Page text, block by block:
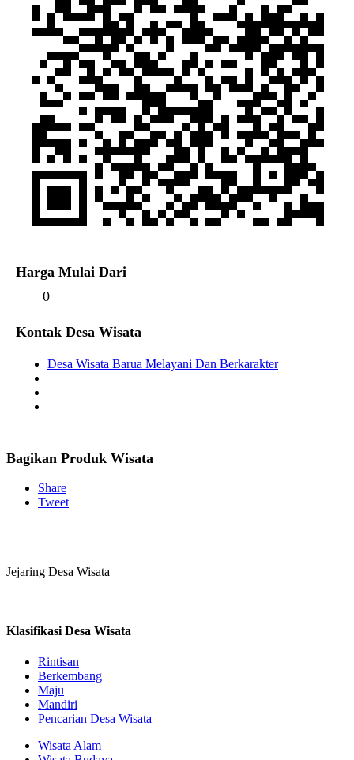
Harga Mulai Dari
0
Kontak Desa Wisata
Desa Wisata Barua Melayani Dan Berkarakter
Bagikan Produk Wisata
Share
Tweet
Jejaring Desa Wisata
Klasifikasi Desa Wisata
Rintisan
Berkembang
Maju
Mandiri
Pencarian Desa Wisata
Wisata Alam